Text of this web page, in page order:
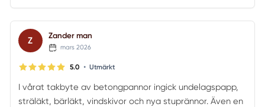
Z Zander man
mars 2026
5.0 • Utmärkt
I vårat takbyte av betongpannor ingick undelagspapp,
sträläkt, bärläkt, vindskivor och nya stuprännor. Även en